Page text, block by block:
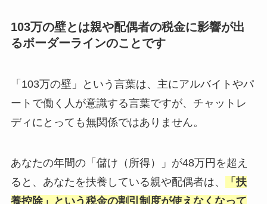
103万の壁とは親や配偶者の税金に影響が出
るボーダーラインのことです
「103万の壁」という言葉は、主にアルバイトやパ
ートで働く人が意識する言葉ですが、チャットレ
ディにとっても無関係ではありません。
あなたの年間の「儲け（所得）」が48万円を超え
ると、あなたを扶養している親や配偶者は、
「扶
養控除」という税金の割引制度が使えなくなって